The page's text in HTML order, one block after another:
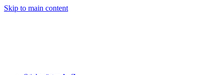
Skip to main content